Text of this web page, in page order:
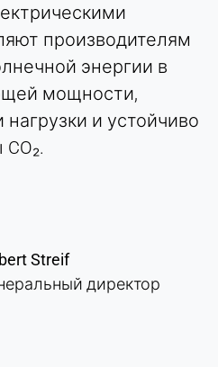
производителям
энергии в
мощности,
и устойчиво
Streif
директор
удобства использования.
эффективности